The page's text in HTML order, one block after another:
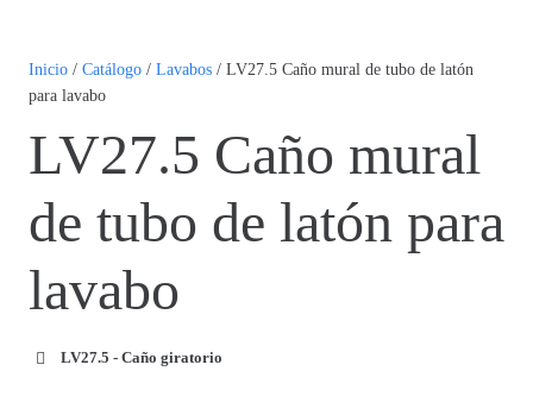
Inicio / Catálogo / Lavabos / LV27.5 Caño mural de tubo de latón
para lavabo
LV27.5 Caño mural
de tubo de latón para
lavabo
LV27.5 - Caño giratorio